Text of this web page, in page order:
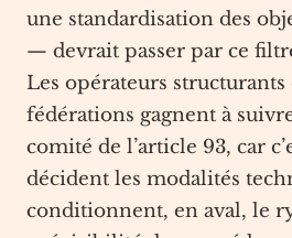
une standardisation des
— devrait passer par ce
Les opérateurs structurants
fédérations gagnent à
comité de l’article 93, car
décident les modalités
conditionnent, en aval, le